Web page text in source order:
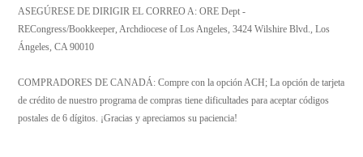
ASEGÚRESE DE DIRIGIR EL CORREO A: ORE Dept -
RECongress/Bookkeeper, Archdiocese of Los Angeles, 3424 Wilshire Blvd., Los
Ángeles, CA 90010
COMPRADORES DE CANADÁ: Compre con la opción ACH; La opción de tarjeta
de crédito de nuestro programa de compras tiene dificultades para aceptar códigos
postales de 6 dígitos. ¡Gracias y apreciamos su paciencia!